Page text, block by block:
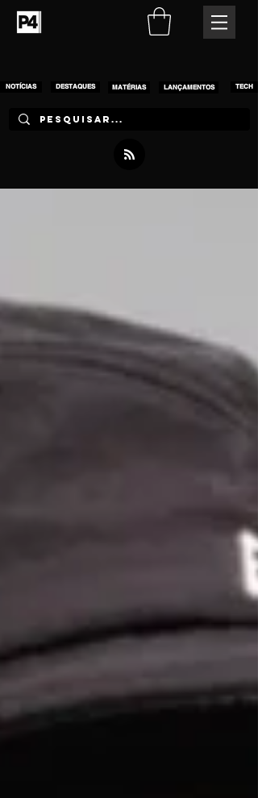
NOTÍCIAS DESTAQUES MATÉRIAS LANÇAMENTOS TECH